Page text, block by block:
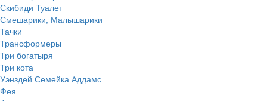
Скибиди Туалет
Смешарики, Малышарики
Тачки
Трансформеры
Три богатыря
Три кота
Уэнздей Семейка Аддамс
Фея